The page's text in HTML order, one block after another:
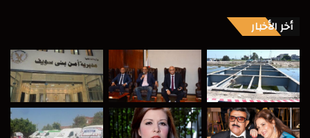
أخر الأخبار